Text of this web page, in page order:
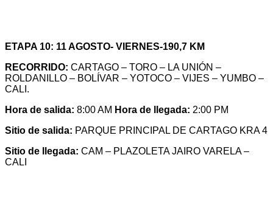
ETAPA 10: 11 AGOSTO- VIERNES-190,7 KM
RECORRIDO: CARTAGO – TORO – LA UNIÓN –
ROLDANILLO – BOLÍVAR – YOTOCO – VIJES – YUMBO –
CALI.
Hora de salida: 8:00 AM Hora de llegada: 2:00 PM
Sitio de salida: PARQUE PRINCIPAL DE CARTAGO KRA 4
Sitio de llegada: CAM – PLAZOLETA JAIRO VARELA –
CALI